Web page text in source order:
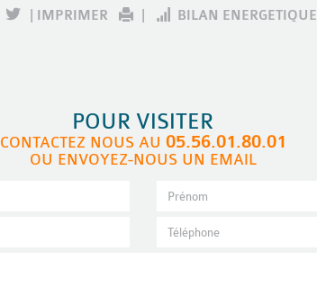
IMPRIMER BILAN ENERGETIQUE
POUR VISITER
CONTACTEZ NOUS AU 05.56.01.80.01
OU ENVOYEZ-NOUS UN EMAIL